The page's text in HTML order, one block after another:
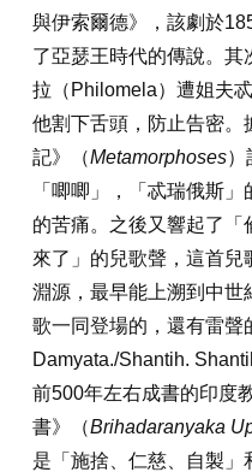
與伊索爾德》，該劇於
了亞瑟王時代的傳說。
拉（Philomela）遭姐夫
他割下舌頭，防止告密。
記》（Metamorphoses）
「唧唧」，「忒瑞俄斯
的苦痛。之後又響起了
來了」的兒歌聲，這首
淵源，最早能上溯到中世
歌一同登場的，還有雷聲
Damyata./Shantih.
前500年左右成書的印度
書》（Brihadaranyaka
是「施捨、仁慈、自製」